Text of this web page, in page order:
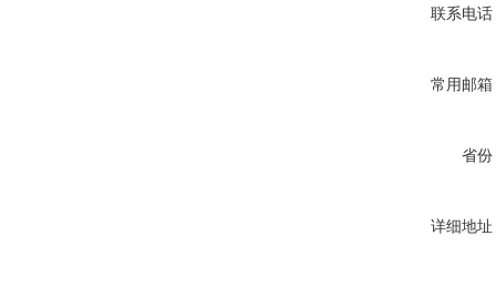
联系电话
常用邮箱
省份
详细地址